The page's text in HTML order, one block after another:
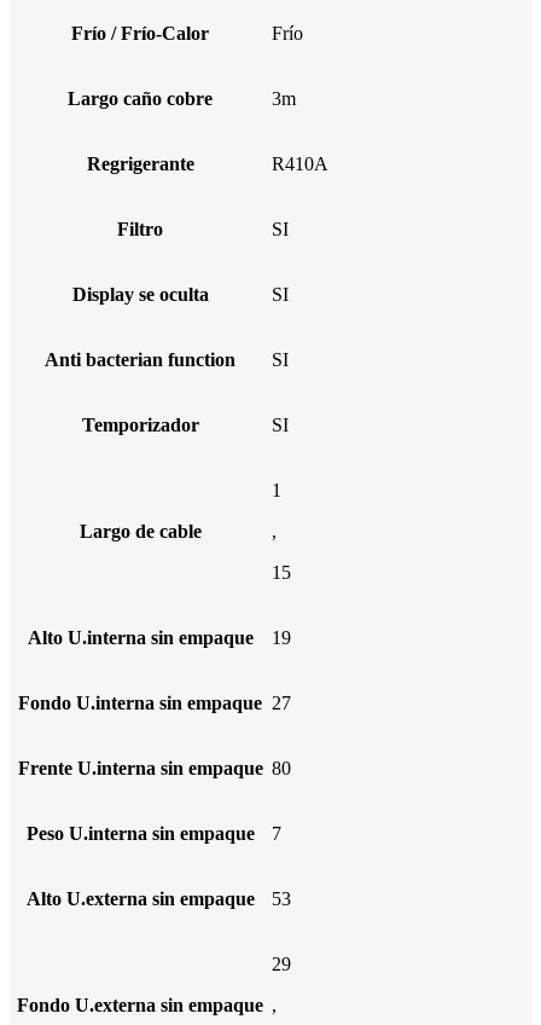
Frío / Frío-Calor Frío
Largo caño cobre 3m
Regrigerante R410A
Filtro SI
Display se oculta SI
Anti bacterian function SI
Temporizador SI
Largo de cable
1
,
15
Alto U.interna sin empaque 19
Fondo U.interna sin empaque 27
Frente U.interna sin empaque 80
Peso U.interna sin empaque 7
Alto U.externa sin empaque 53
Fondo U.externa sin empaque
29
,